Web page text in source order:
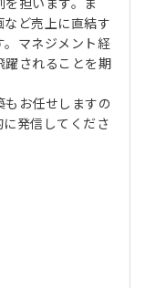
担います。ま
ど売上に直結す
。マネジメント経
されることを期
お任せしますの
発信してくださ